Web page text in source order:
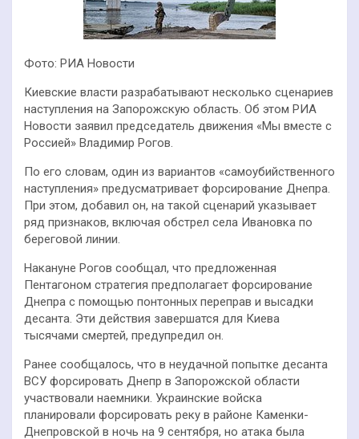
Фото: РИА Новости
Киевские власти разрабатывают несколько сценариев
наступления на Запорожскую область. Об этом РИА
Новости заявил председатель движения «Мы вместе с
Россией» Владимир Рогов.
По его словам, один из вариантов «самоубийственного
наступления» предусматривает форсирование Днепра.
При этом, добавил он, на такой сценарий указывает
ряд признаков, включая обстрел села Ивановка по
береговой линии.
Накануне Рогов сообщал, что предложенная
Пентагоном стратегия предполагает форсирование
Днепра с помощью понтонных переправ и высадки
десанта. Эти действия завершатся для Киева
тысячами смертей, предупредил он.
Ранее сообщалось, что в неудачной попытке десанта
ВСУ форсировать Днепр в Запорожской области
участвовали наемники. Украинские войска
планировали форсировать реку в районе Каменки-
Днепровской в ночь на 9 сентября, но атака была